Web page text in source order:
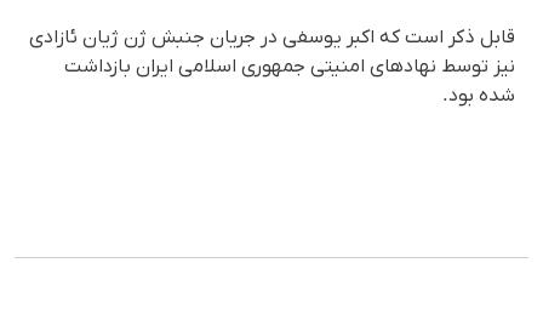
قابل ذکر است که اکبر یوسفی در جریان جنبش ژن ژیان ئازادی
نیز توسط نهادهای امنیتی جمهوری اسلامی ایران بازداشت
شده بود.